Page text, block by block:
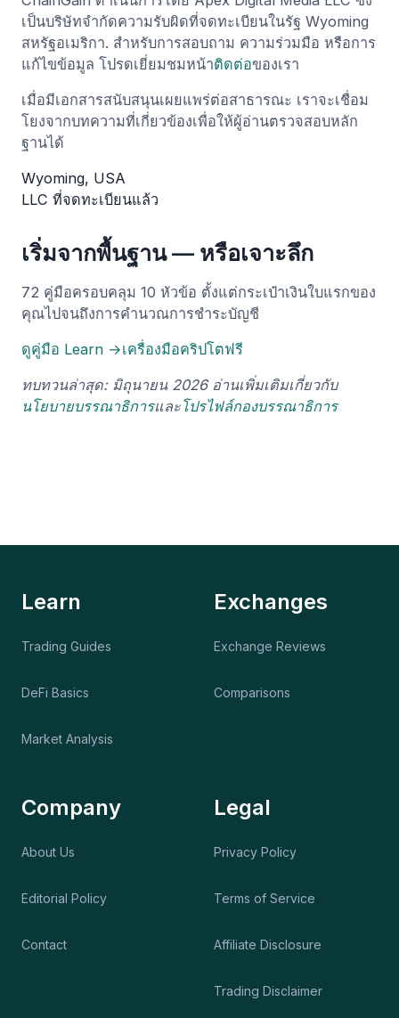
เป็นบริษัทจำกัดความรับผิดที่จดทะเบียนในรัฐ Wyoming
สหรัฐอเมริกา. สำหรับการสอบถาม ความร่วมมือ หรือการ
แก้ไขข้อมูล โปรดเยี่ยมชมหน้าติดต่อของเรา
เมื่อมีเอกสารสนับสนุนเผยแพร่ต่อสาธารณะ เราจะเชื่อม
โยงจากบทความที่เกี่ยวข้องเพื่อให้ผู้อ่านตรวจสอบหลัก
ฐานได้
Wyoming, USA
LLC ที่จดทะเบียนแล้ว
เริ่มจากพื้นฐาน — หรือเจาะลึก
72 คู่มือครอบคลุม 10 หัวข้อ ตั้งแต่กระเป๋าเงินใบแรกของ
คุณไปจนถึงการคำนวณการชำระบัญชี
ดูคู่มือ Learn →เครื่องมือคริปโตฟรี
ทบทวนล่าสุด: มิถุนายน 2026 อ่านเพิ่มเติมเกี่ยวกับ
นโยบายบรรณาธิการและโปรไฟล์กองบรรณาธิการ
Learn
Trading Guides
DeFi Basics
Market Analysis
Exchanges
Exchange Reviews
Comparisons
Company
About Us
Editorial Policy
Contact
Legal
Privacy Policy
Terms of Service
Affiliate Disclosure
Trading Disclaimer